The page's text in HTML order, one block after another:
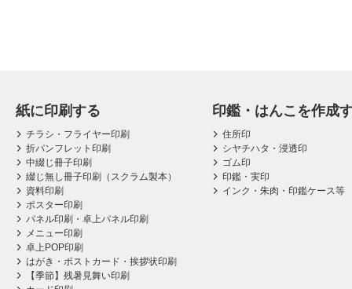
紙に印刷する
チラシ・フライヤー印刷
折パンフレット印刷
中綴じ冊子印刷
綴じ無し冊子印刷（スクラム製本）
資料印刷
ポスター印刷
パネル印刷・卓上パネル印刷
メニュー印刷
卓上POP印刷
はがき・ポストカード・挨拶状印刷
【季節】残暑見舞い印刷
印鑑・はんこを作成
住所印
シヤチハタ・浸透印
ゴム印
印鑑・実印
インク・朱肉・印鑑ケース等